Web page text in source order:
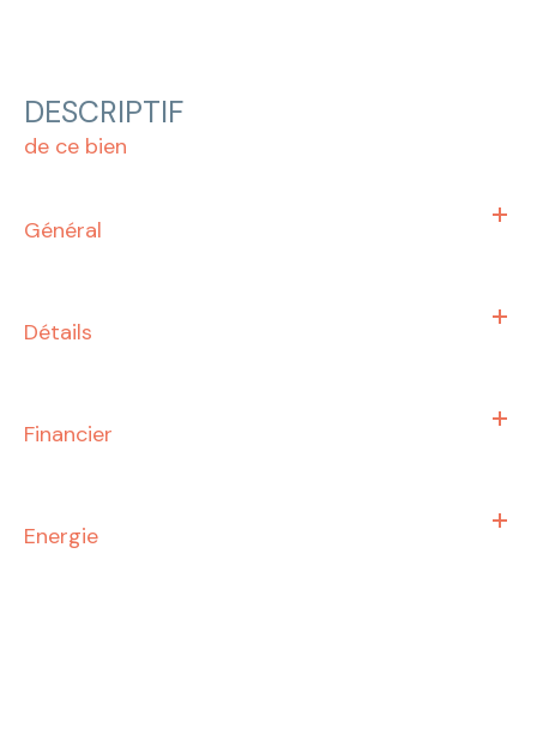
DESCRIPTIF
de ce bien
Général
Détails
Financier
Energie